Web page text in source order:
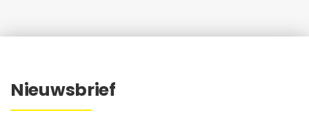
Nieuwsbrief